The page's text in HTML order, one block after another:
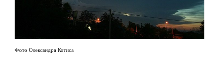
Фото Олександра Котиса